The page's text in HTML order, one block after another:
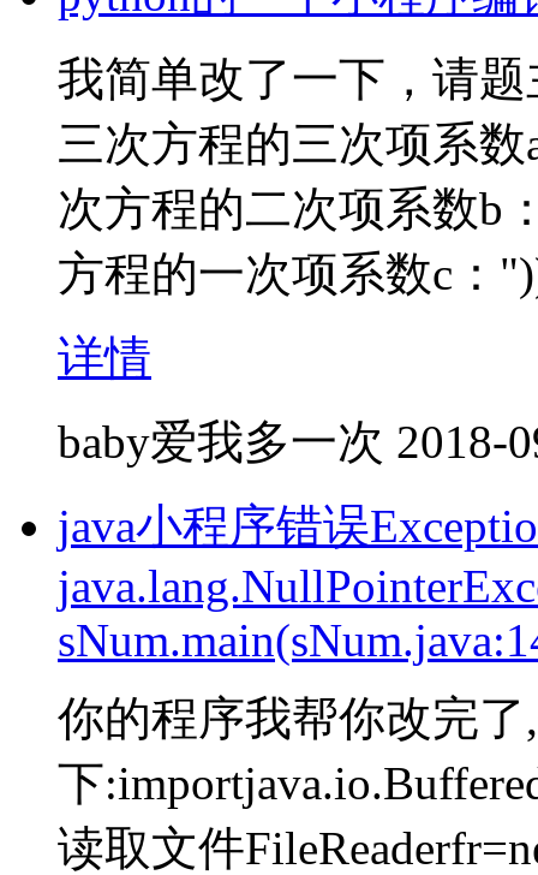
我简单改了一下，请
三次方程的三次项系
次方程的二次项系数b
方程的一次项系数c：
详情
baby爱我多一次 2018-
java小程序错误
你的程序我帮你改完
下
读取文件